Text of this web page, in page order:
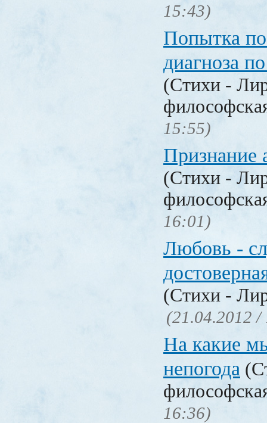
15:43)
Попытка
диагноза
(Стихи -
15:55)
Признание
(Стихи -
16:01)
Любовь -
(Стихи -
(21.04.2012 /
На какие
непогода
16:36)